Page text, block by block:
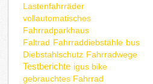
Lastenfahrräder
vollautomatisches
Fahrradparkhaus
Faltrad Fahrraddiebstähle bus
Diebstahlschutz Fahrradwege
Testberichte igus bike
gebrauchtes Fahrrad